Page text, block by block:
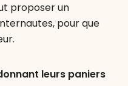
proposer un
pour que
leurs paniers